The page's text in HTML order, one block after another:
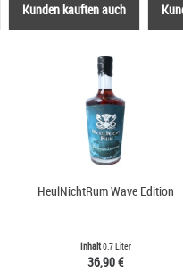
Kunden kauften auch
HeulNichtRum Wave Edition
Inhalt0.7 Liter
36,90 €